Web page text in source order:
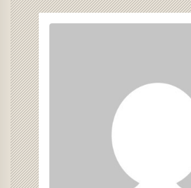
有
(新
し
い
ウ
ィ
ン
ド
ウ
で
開
き
ま
す)
リ
ッ